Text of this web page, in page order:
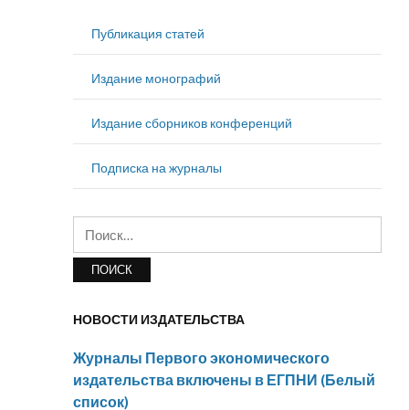
Публикация статей
Издание монографий
Издание сборников конференций
Подписка на журналы
НОВОСТИ ИЗДАТЕЛЬСТВА
Журналы Первого экономического
издательства включены в ЕГПНИ (Белый
список)